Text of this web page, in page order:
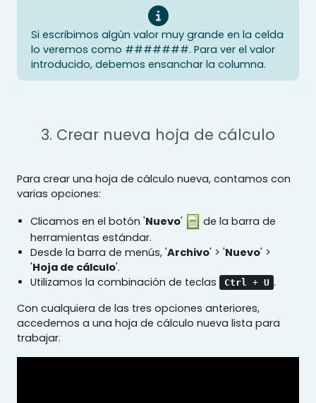
Si escribimos algún valor muy grande en la celda
lo veremos como #######. Para ver el valor
introducido, debemos ensanchar la columna.
3. Crear nueva hoja de cálculo
Para crear una hoja de cálculo nueva, contamos con
varias opciones:
Clicamos en el botón 'Nuevo'
de la barra de
herramientas estándar.
Desde la barra de menús, 'Archivo' > 'Nuevo' >
'Hoja de cálculo'.
Utilizamos la combinación de teclas
Ctrl + U .
Con cualquiera de las tres opciones anteriores,
accedemos a una hoja de cálculo nueva lista para
trabajar.